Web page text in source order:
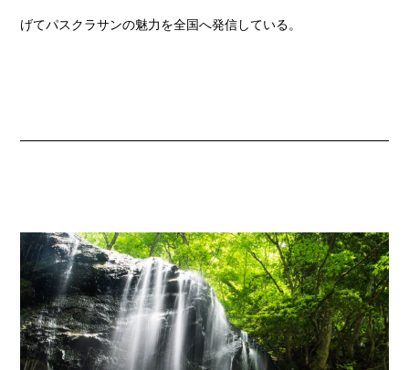
げてパスクラサンの魅力を全国へ発信している。